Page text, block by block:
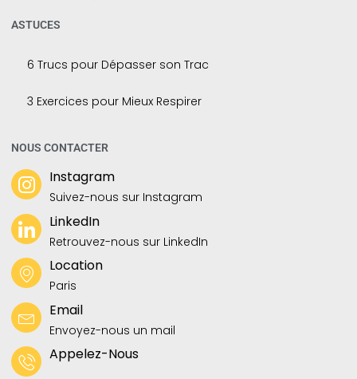
ASTUCES
6 Trucs pour Dépasser son Trac
3 Exercices pour Mieux Respirer
NOUS CONTACTER
Instagram
Suivez-nous sur Instagram
LinkedIn
Retrouvez-nous sur LinkedIn
Location
Paris
Email
Envoyez-nous un mail
Appelez-Nous